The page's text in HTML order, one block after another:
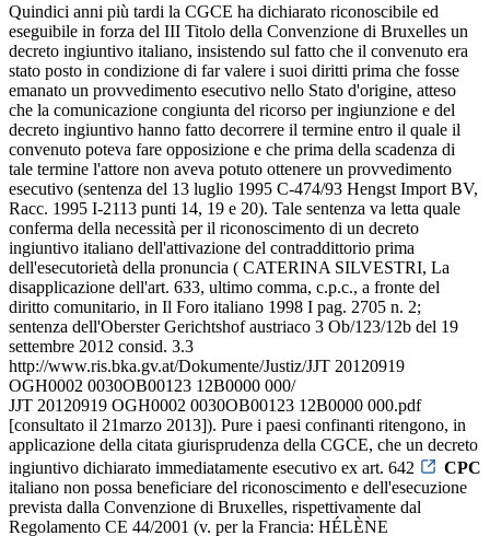
Quindici anni più tardi la CGCE ha dichiarato riconoscibile ed
eseguibile in forza del III Titolo della Convenzione di Bruxelles un
decreto ingiuntivo italiano, insistendo sul fatto che il convenuto era
stato posto in condizione di far valere i suoi diritti prima che fosse
emanato un provvedimento esecutivo nello Stato d'origine, atteso
che la comunicazione congiunta del ricorso per ingiunzione e del
decreto ingiuntivo hanno fatto decorrere il termine entro il quale il
convenuto poteva fare opposizione e che prima della scadenza di
tale termine l'attore non aveva potuto ottenere un provvedimento
esecutivo (sentenza del 13 luglio 1995 C-474/93 Hengst Import BV,
Racc. 1995 I-2113 punti 14, 19 e 20). Tale sentenza va letta quale
conferma della necessità per il riconoscimento di un decreto
ingiuntivo italiano dell'attivazione del contraddittorio prima
dell'esecutorietà della pronuncia ( CATERINA SILVESTRI, La
disapplicazione dell'art. 633, ultimo comma, c.p.c., a fronte del
diritto comunitario, in Il Foro italiano 1998 I pag. 2705 n. 2;
sentenza dell'Oberster Gerichtshof austriaco 3 Ob/123/12b del 19
settembre 2012 consid. 3.3
http://www.ris.bka.gv.at/Dokumente/Justiz/JJT 20120919
OGH0002 0030OB00123 12B0000 000/
JJT 20120919 OGH0002 0030OB00123 12B0000 000.pdf
[consultato il 21marzo 2013]). Pure i paesi confinanti ritengono, in
applicazione della citata giurisprudenza della CGCE, che un decreto
ingiuntivo dichiarato immediatamente esecutivo ex art. 642
CPC
italiano non possa beneficiare del riconoscimento e dell'esecuzione
prevista dalla Convenzione di Bruxelles, rispettivamente dal
Regolamento CE 44/2001 (v. per la Francia: HÉLÈNE